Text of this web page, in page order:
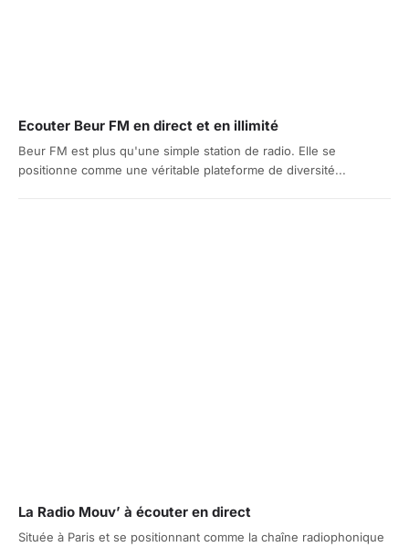
Ecouter Beur FM en direct et en illimité
Beur FM est plus qu'une simple station de radio. Elle se
positionne comme une véritable plateforme de diversité...
La Radio Mouv’ à écouter en direct
Située à Paris et se positionnant comme la chaîne radiophonique